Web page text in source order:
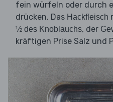
fein würfeln oder durch
drücken. Das Hackfleisch
½ des Knoblauchs, der
kräftigen Prise Salz und